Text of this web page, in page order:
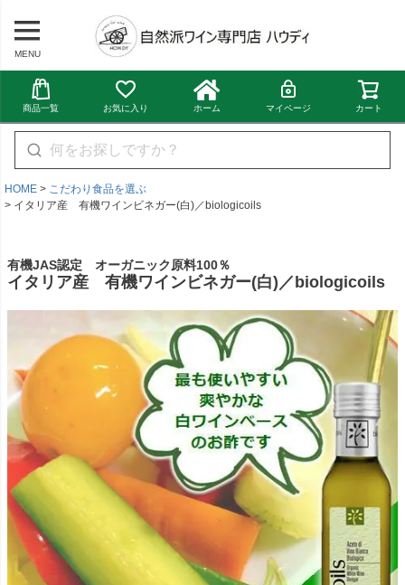
MENU
商品一覧 お気に入り ホーム マイページ カート
HOME
こだわり食品を選ぶ
イタリア産 有機ワインビネガー(白)／biologicoils
有機JAS認定 オーガニック原料100％
イタリア産 有機ワインビネガー(白)／biologicoils